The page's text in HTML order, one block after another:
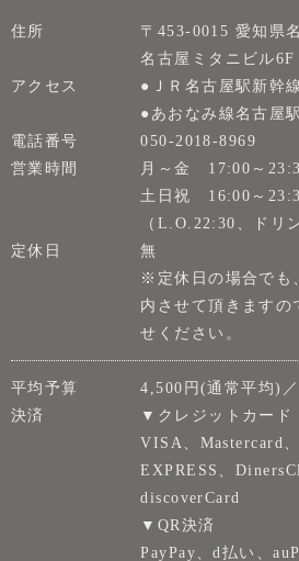
住所
〒453-0015 愛知県
名古屋ミタニビル6F
アクセス
●ＪＲ名古屋駅新幹
●あおなみ線名古屋
電話番号
050-2018-8969
営業時間
月～金 17:00～
土日祝 16:00～
（L.O.22:30、ドリ
定休日
無
※定休日の場合でも
内させて頂きますの
せください。
平均予算
4,500円(通常平均)
決済
▼クレジットカード
VISA、Mastercard
EXPRESS、
discoverCard
▼QR決済
PayPay、d払い、